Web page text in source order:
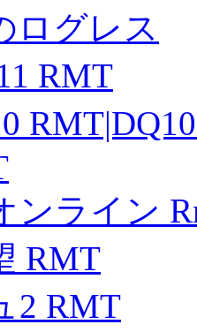
ログレス
RMT
ンライン
RMT
2 RMT